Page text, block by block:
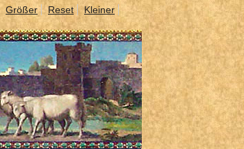
Größer Reset Kleiner